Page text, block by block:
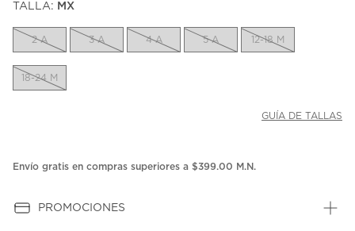
la
misma
TALLA: MX
2 A 3 A 4 A 5 A 12-18 M
18-24 M
GUÍA DE TALLAS
Envío gratis en compras superiores a $399.00 M.N.
PROMOCIONES